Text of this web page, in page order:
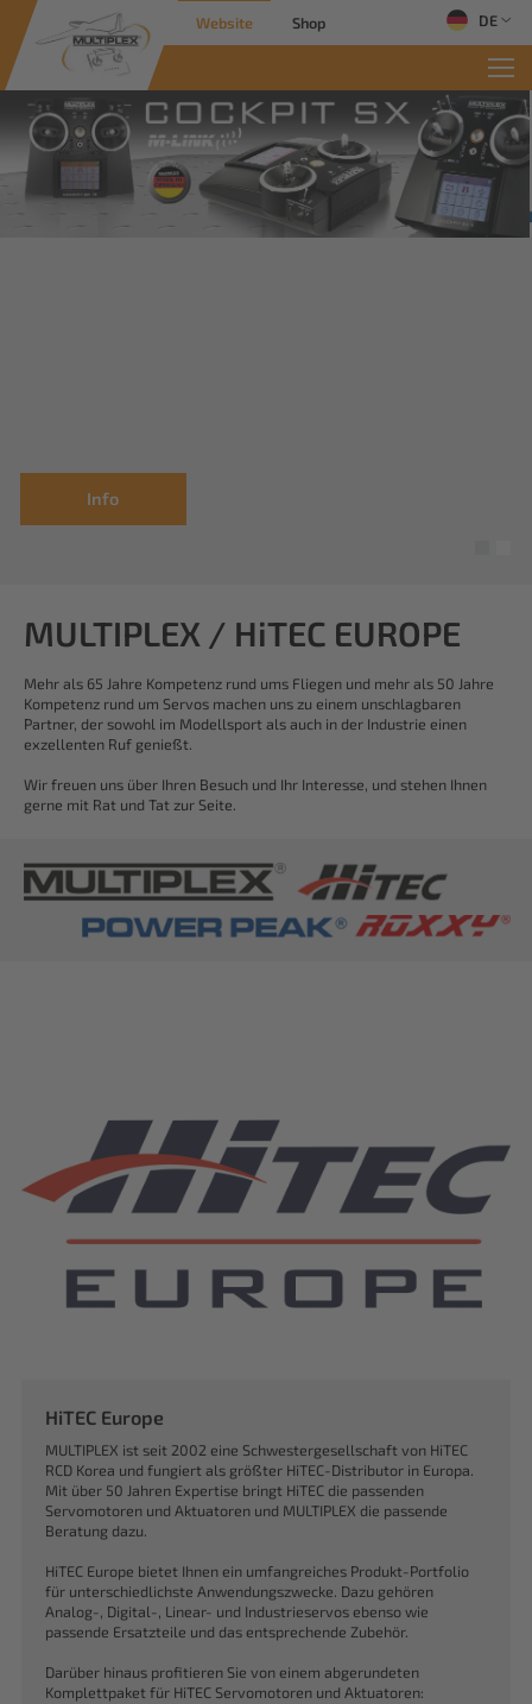
Website Shop DE
Info
MULTIPLEX / HiTEC EUROPE
Mehr als 65 Jahre Kompetenz rund ums Fliegen und mehr als 50 Jahre
Kompetenz rund um Servos machen uns zu einem unschlagbaren
Partner, der sowohl im Modellsport als auch in der Industrie einen
exzellenten Ruf genießt.
Wir freuen uns über Ihren Besuch und Ihr Interesse, und stehen Ihnen
gerne mit Rat und Tat zur Seite.
HiTEC Europe
MULTIPLEX ist seit 2002 eine Schwestergesellschaft von HiTEC
RCD Korea und fungiert als größter HiTEC-Distributor in Europa.
Mit über 50 Jahren Expertise bringt HiTEC die passenden
Servomotoren und Aktuatoren und MULTIPLEX die passende
Beratung dazu.
HiTEC Europe bietet Ihnen ein umfangreiches Produkt-Portfolio
für unterschiedlichste Anwendungszwecke. Dazu gehören
Analog-, Digital-, Linear- und Industrieservos ebenso wie
passende Ersatzteile und das entsprechende Zubehör.
Darüber hinaus profitieren Sie von einem abgerundeten
Komplettpaket für HiTEC Servomotoren und Aktuatoren: